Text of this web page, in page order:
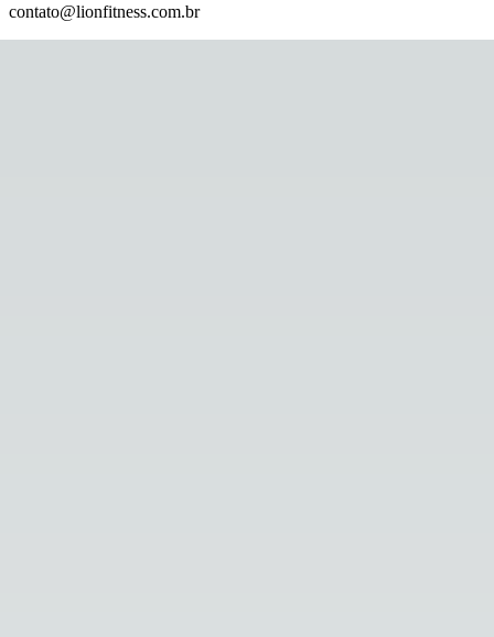
contato@lionfitness.com.br